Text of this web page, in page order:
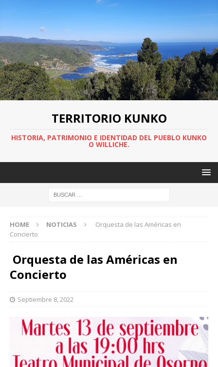
TERRITORIO KUNKO
HISTORIA, PATRIMONIO E IDENTIDAD DEL PUEBLO KUNKO
O WILLICHE.
HOME NOTICIAS
Orquesta de las Américas en
Concierto
Orquesta de las Américas en
Concierto
Septiembre 8, 2022